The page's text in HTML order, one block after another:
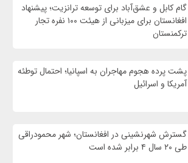
گام کابل و عشق‌آباد برای توسعه ترانزیت؛ پیشنهاد
افغانستان برای میزبانی از هیئت ۱۰۰ نفره تجار
ترکمنستان
پشت پرده هجوم مهاجران به اسپانیا؛ احتمال توطئه
آمریکا و اسرائیل
گسترش شهرنشینی در افغانستان؛ شهر محمودراقی
طی ۲۰ سال ۴ برابر شده است